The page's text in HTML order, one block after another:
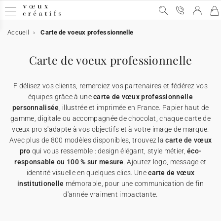
Carte de voeux
Carte de voeux
➞ Toutes les cartes de voeux
Carte de voeux avec dorure
Carte de voeux humour
Carte de voeux Noël
Carte de voeux originale
Carte de voeux digitale
Carte de voeux digitale
➞ Toutes les cartes digitales
Carte de voeux virtuelle
Carte de voeux vidéo
Carte de voeux vidéo premium
★ Demande de devis
Carte de voeux & chocolat
Carte de voeux & chocolat
➞ Toutes les cartes chocolats
Tablette chocolat
Carte avec deux chocolats
★ Demande d'échantillons
Calendrier personnalisé
Calendrier personnalisé
➞ Tous les calendriers
★ Demande de devis
Objets personnalisés
Objets personnalisés
➞ Tous les supports
Appareils photos jetables
Cartes cadeau
Cartes de remerciements
Accueil Carte de voeux professionnelle
Carte de voeux professionnelle
Fidélisez vos clients, remerciez vos partenaires et fédérez vos
équipes grâce à unecarte de vœux professionnelle
personnalisée , illustrée et imprimée en France. Papier haut de
gamme, digitale ou accompagnée de chocolat, chaque carte de
vœux pro s'adapte à vos objectifs et à votre image de marque.
Avec plus de 800 modèles disponibles, trouvez lacarte de vœux
pro qui vous ressemble : design élégant, style métier,éco-
responsable ou 100 % sur mesure . Ajoutez logo, message et
identité visuelle en quelques clics. Unecarte de vœux
institutionelle mémorable, pour une communication de fin
d'année vraiment impactante.